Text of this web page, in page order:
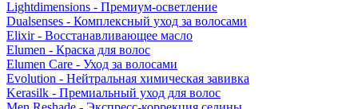
Lightdimensions - Премиум-осветление
Dualsenses - Комплексный уход за волосами
Elixir - Восстанавливающее масло
Elumen - Краска для волос
Elumen Care - Уход за волосами
Evolution - Нейтральная химическая завивка
Kerasilk - Премиальный уход для волос